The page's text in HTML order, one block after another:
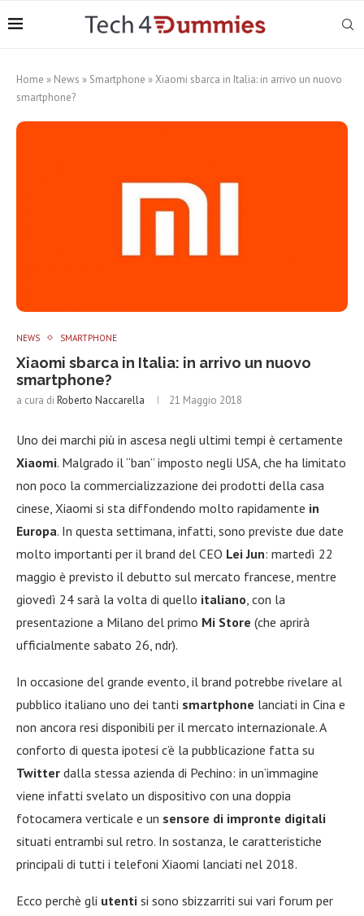
Home » News » Smartphone »Xiaomi sbarca in Italia: in arrivo un nuovo
smartphone?
NEWS SMARTPHONE
Xiaomi sbarca in Italia: in arrivo un nuovo
smartphone?
a cura di Roberto Naccarella 21 Maggio 2018
Uno dei marchi più in ascesa negli ultimi tempi è certamente
Xiaomi. Malgrado il “ban” imposto negli USA, che ha limitato
non poco la commercializzazione dei prodotti della casa
cinese, Xiaomi si sta diffondendo molto rapidamente in
Europa. In questa settimana, infatti, sono previste due date
molto importanti per il brand del CEO Lei Jun: martedì 22
maggio è previsto il debutto sul mercato francese, mentre
giovedì 24 sarà la volta di quello italiano , con la
presentazione a Milano del primo Mi Store (che aprirà
ufficialmente sabato 26, ndr).
In occasione del grande evento, il brand potrebbe rivelare al
pubblico italiano uno dei tanti smartphone lanciati in Cina e
non ancora resi disponibili per il mercato internazionale. A
conforto di questa ipotesi c’è la pubblicazione fatta su
Twitter dalla stessa azienda di Pechino: in un’immagine
viene infatti svelato un dispositivo con una doppia
fotocamera verticale e un sensore di impronte digitali
situati entrambi sul retro. In sostanza, le caratteristiche
principali di tutti i telefoni Xiaomi lanciati nel 2018.
Ecco perchè gli utenti si sono sbizzarriti sui vari forum per